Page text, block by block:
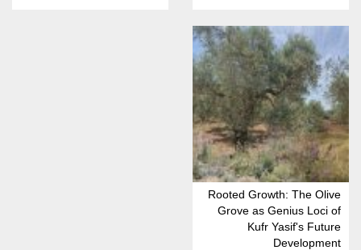
Rooted Growth: The Olive
Grove as Genius Loci of
Kufr Yasif's Future
Development